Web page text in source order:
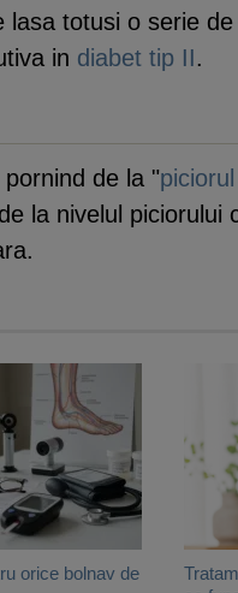
totusi o serie
in diabet tip II.
pornind de la "
la nivelul piciorului
orice bolnav de